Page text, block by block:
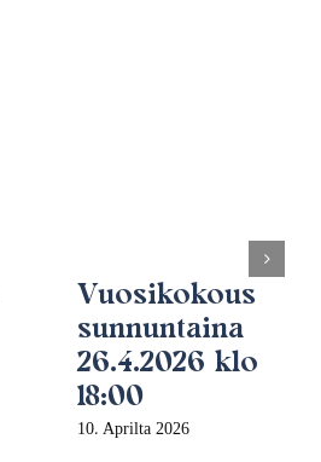
Vuosikokous
sunnuntaina
26.4.2026 klo
18:00
10. Aprilta 2026